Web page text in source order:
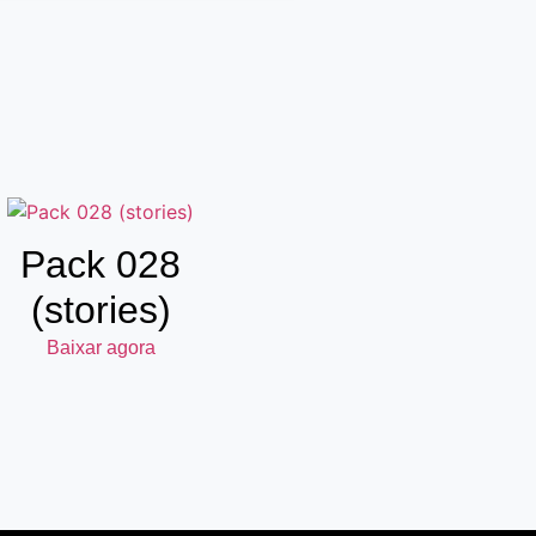
Pack 028
(stories)
Baixar agora